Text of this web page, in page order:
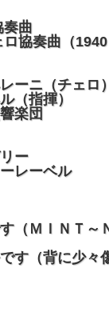
奏曲
協奏曲（1940
ーニ（チェロ）
（指揮）
楽団
ー
レーベル
（ＭＩＮＴ～
す（背に少々